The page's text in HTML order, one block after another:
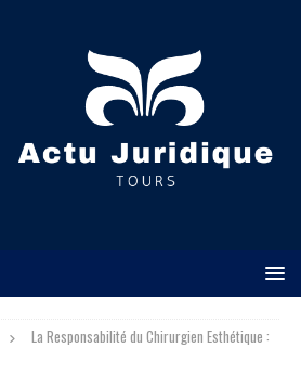
La Responsabilité du Chirurgien Esthétique :